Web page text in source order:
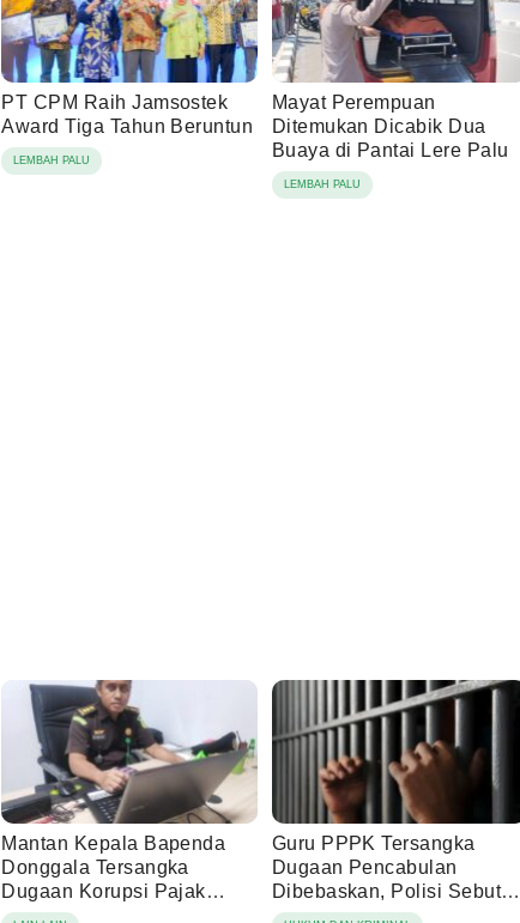
PT CPM Raih Jamsostek
Award Tiga Tahun Beruntun
LEMBAH PALU
Mayat Perempuan
Ditemukan Dicabik Dua
Buaya di Pantai Lere Palu
LEMBAH PALU
Mantan Kepala Bapenda
Donggala Tersangka
Dugaan Korupsi Pajak
Tambang
Guru PPPK Tersangka
Dugaan Pencabulan
Dibebaskan, Polisi Sebut
Laporan Dicabut Keluarga